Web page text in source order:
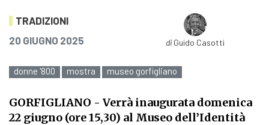
Mostra fotografica su “Non solo
TRADIZIONI
PUBBLICATO IL
20 GIUGNO 2025 diGuido Casotti
donne '800 mostra museo gorfigliano
GORFIGLIANO - Verrà inaugurata domenica
22 giugno (ore 15,30) al Museo dell’Identità